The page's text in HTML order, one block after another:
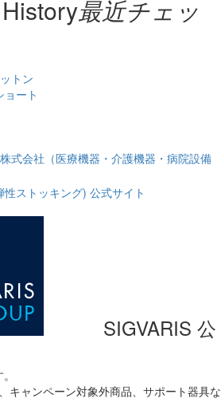
最近チェッ
トン
ート
SIGVARIS 公
キャンペーン対象外商品、サポート器具な